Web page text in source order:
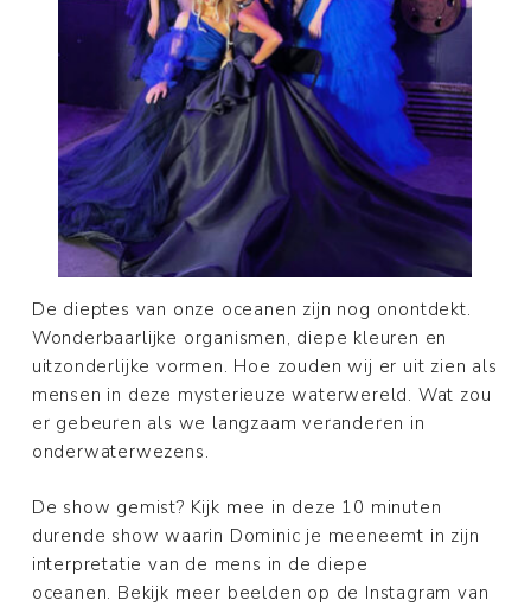
De dieptes van onze oceanen zijn nog onontdekt.
Wonderbaarlijke organismen, diepe kleuren en
uitzonderlijke vormen. Hoe zouden wij er uit zien als
mensen in deze mysterieuze waterwereld. Wat zou
er gebeuren als we langzaam veranderen in
onderwaterwezens.
De show gemist? Kijk mee in deze 10 minuten
durende show waarin Dominic je meeneemt in zijn
interpretatie van de mens in de diepe
oceanen. Bekijk meer beelden op de Instagram van